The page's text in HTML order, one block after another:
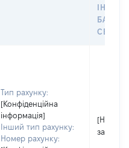
СЕЙФУ
Тип рахунку:
[Конфіденційна
інформація]
Інший тип рахунку:
Номер рахунку:
[Не